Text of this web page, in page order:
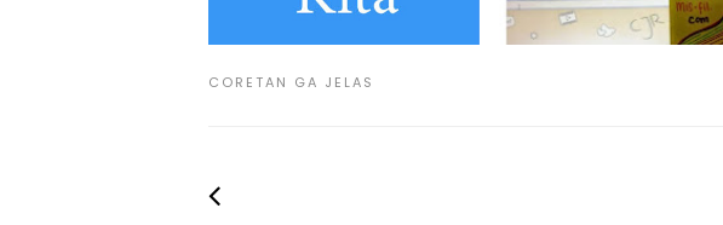
CORETAN GA JELAS